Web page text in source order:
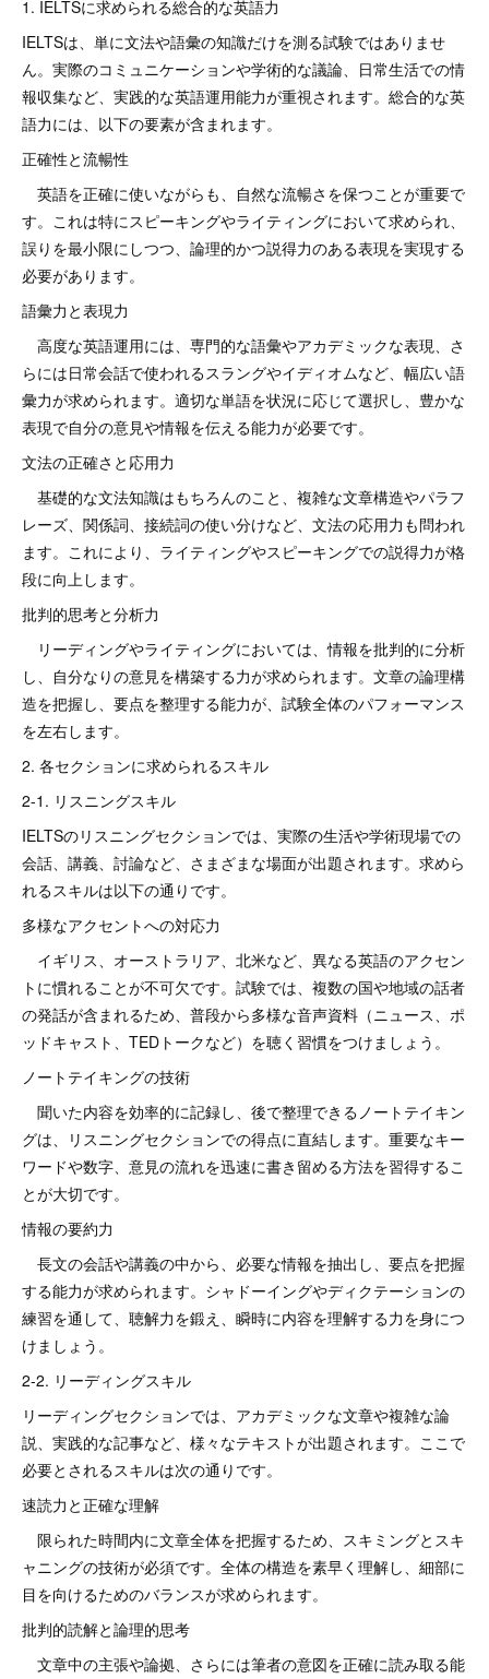
1. IELTSに求められる総合的な英語力
IELTSは、単に文法や語彙の知識だけを測る試験ではありませ
ん。実際のコミュニケーションや学術的な議論、日常生活での情
報収集など、実践的な英語運用能力が重視されます。総合的な英
語力には、以下の要素が含まれます。
正確性と流暢性
英語を正確に使いながらも、自然な流暢さを保つことが重要で
す。これは特にスピーキングやライティングにおいて求められ、
誤りを最小限にしつつ、論理的かつ説得力のある表現を実現する
必要があります。
語彙力と表現力
高度な英語運用には、専門的な語彙やアカデミックな表現、さ
らには日常会話で使われるスラングやイディオムなど、幅広い語
彙力が求められます。適切な単語を状況に応じて選択し、豊かな
表現で自分の意見や情報を伝える能力が必要です。
文法の正確さと応用力
基礎的な文法知識はもちろんのこと、複雑な文章構造やパラフ
レーズ、関係詞、接続詞の使い分けなど、文法の応用力も問われ
ます。これにより、ライティングやスピーキングでの説得力が格
段に向上します。
批判的思考と分析力
リーディングやライティングにおいては、情報を批判的に分析
し、自分なりの意見を構築する力が求められます。文章の論理構
造を把握し、要点を整理する能力が、試験全体のパフォーマンス
を左右します。
2. 各セクションに求められるスキル
2-1. リスニングスキル
IELTSのリスニングセクションでは、実際の生活や学術現場での
会話、講義、討論など、さまざまな場面が出題されます。求めら
れるスキルは以下の通りです。
多様なアクセントへの対応力
イギリス、オーストラリア、北米など、異なる英語のアクセン
トに慣れることが不可欠です。試験では、複数の国や地域の話者
の発話が含まれるため、普段から多様な音声資料（ニュース、ポ
ッドキャスト、TEDトークなど）を聴く習慣をつけましょう。
ノートテイキングの技術
聞いた内容を効率的に記録し、後で整理できるノートテイキン
グは、リスニングセクションでの得点に直結します。重要なキー
ワードや数字、意見の流れを迅速に書き留める方法を習得するこ
とが大切です。
情報の要約力
長文の会話や講義の中から、必要な情報を抽出し、要点を把握
する能力が求められます。シャドーイングやディクテーションの
練習を通して、聴解力を鍛え、瞬時に内容を理解する力を身につ
けましょう。
2-2. リーディングスキル
リーディングセクションでは、アカデミックな文章や複雑な論
説、実践的な記事など、様々なテキストが出題されます。ここで
必要とされるスキルは次の通りです。
速読力と正確な理解
限られた時間内に文章全体を把握するため、スキミングとスキ
ャニングの技術が必須です。全体の構造を素早く理解し、細部に
目を向けるためのバランスが求められます。
批判的読解と論理的思考
文章中の主張や論拠、さらには筆者の意図を正確に読み取る能